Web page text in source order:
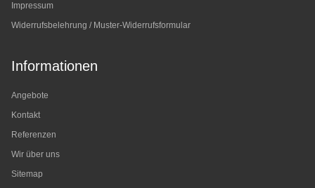
Impressum
Widerrufsbelehrung / Muster-Widerrufsformular
Informationen
Angebote
Kontakt
Referenzen
Wir über uns
Sitemap